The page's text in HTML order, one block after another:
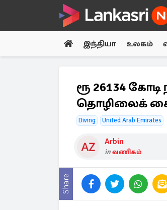
இந்தியா உலகம்
ரூ 26134
தொழிலைக்
Diving United Arab Emirates
Arbin
inவணிகம்
Share